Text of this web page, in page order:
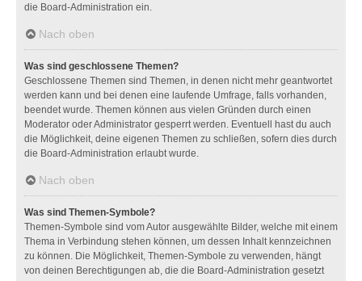
die Board-Administration ein.
Nach oben
Was sind geschlossene Themen?
Geschlossene Themen sind Themen, in denen nicht mehr geantwortet
werden kann und bei denen eine laufende Umfrage, falls vorhanden,
beendet wurde. Themen können aus vielen Gründen durch einen
Moderator oder Administrator gesperrt werden. Eventuell hast du auch
die Möglichkeit, deine eigenen Themen zu schließen, sofern dies durch
die Board-Administration erlaubt wurde.
Nach oben
Was sind Themen-Symbole?
Themen-Symbole sind vom Autor ausgewählte Bilder, welche mit einem
Thema in Verbindung stehen können, um dessen Inhalt kennzeichnen
zu können. Die Möglichkeit, Themen-Symbole zu verwenden, hängt
von deinen Berechtigungen ab, die die Board-Administration gesetzt